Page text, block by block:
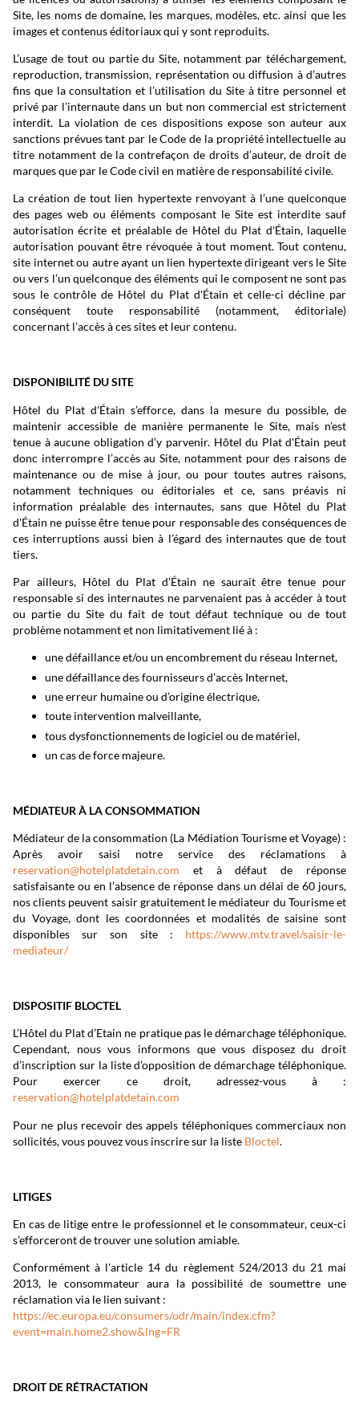
Site, les noms de domaine, les marques, modèles, etc. ainsi que les
images et contenus éditoriaux qui y sont reproduits.
L’usage de tout ou partie du Site, notamment par téléchargement,
reproduction, transmission, représentation ou diffusion à d’autres
fins que la consultation et l’utilisation du Site à titre personnel et
privé par l’internaute dans un but non commercial est strictement
interdit. La violation de ces dispositions expose son auteur aux
sanctions prévues tant par le Code de la propriété intellectuelle au
titre notamment de la contrefaçon de droits d’auteur, de droit de
marques que par le Code civil en matière de responsabilité civile.
La création de tout lien hypertexte renvoyant à l’une quelconque
des pages web ou éléments composant le Site est interdite sauf
autorisation écrite et préalable de Hôtel du Plat d'Étain, laquelle
autorisation pouvant être révoquée à tout moment. Tout contenu,
site internet ou autre ayant un lien hypertexte dirigeant vers le Site
ou vers l’un quelconque des éléments qui le composent ne sont pas
sous le contrôle de Hôtel du Plat d'Étain et celle-ci décline par
conséquent toute responsabilité (notamment, éditoriale)
concernant l’accès à ces sites et leur contenu.
DISPONIBILITÉ DU SITE
Hôtel du Plat d'Étain s’efforce, dans la mesure du possible, de
maintenir accessible de manière permanente le Site, mais n’est
tenue à aucune obligation d’y parvenir. Hôtel du Plat d'Étain peut
donc interrompre l’accès au Site, notamment pour des raisons de
maintenance ou de mise à jour, ou pour toutes autres raisons,
notamment techniques ou éditoriales et ce, sans préavis ni
information préalable des internautes, sans que Hôtel du Plat
d'Étain ne puisse être tenue pour responsable des conséquences de
ces interruptions aussi bien à l’égard des internautes que de tout
tiers.
Par ailleurs, Hôtel du Plat d'Étain ne saurait être tenue pour
responsable si des internautes ne parvenaient pas à accéder à tout
ou partie du Site du fait de tout défaut technique ou de tout
problème notamment et non limitativement lié à :
une défaillance et/ou un encombrement du réseau Internet,
une défaillance des fournisseurs d’accès Internet,
une erreur humaine ou d’origine électrique,
toute intervention malveillante,
tous dysfonctionnements de logiciel ou de matériel,
un cas de force majeure.
MÉDIATEUR À LA CONSOMMATION
Médiateur de la consommation (La Médiation Tourisme et Voyage) :
Après avoir saisi notre service des réclamations à
reservation@hotelplatdetain.com et à défaut de réponse
satisfaisante ou en l’absence de réponse dans un délai de 60 jours,
nos clients peuvent saisir gratuitement le médiateur du Tourisme et
du Voyage, dont les coordonnées et modalités de saisine sont
disponibles sur son site : https://www.mtv.travel/saisir-le-
mediateur/
DISPOSITIF BLOCTEL
L’Hôtel du Plat d’Etain ne pratique pas le démarchage téléphonique.
Cependant, nous vous informons que vous disposez du droit
d’inscription sur la liste d’opposition de démarchage téléphonique.
Pour exercer ce droit, adressez-vous à :
reservation@hotelplatdetain.com
Pour ne plus recevoir des appels téléphoniques commerciaux non
sollicités, vous pouvez vous inscrire sur la liste Bloctel.
LITIGES
En cas de litige entre le professionnel et le consommateur, ceux-ci
s’efforceront de trouver une solution amiable.
Conformément à l'article 14 du règlement 524/2013 du 21 mai
2013, le consommateur aura la possibilité de soumettre une
réclamation via le lien suivant :
https://ec.europa.eu/consumers/odr/main/index.cfm?
event=main.home2.show&lng=FR
DROIT DE RÉTRACTATION